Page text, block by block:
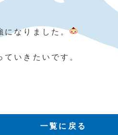
になりました。
いきたいです。
一覧に戻る